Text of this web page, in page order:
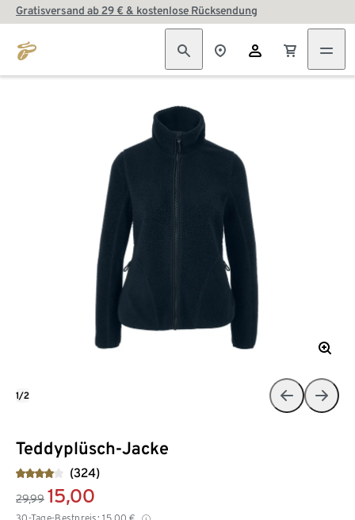
Gratisversand ab 29 € & kostenlose Rücksendung
Teddyplüsch-Jacke
(324)
29,99 15,00
1/2